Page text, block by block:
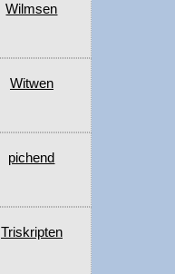
Wilmsen
Witwen
pichend
Triskripten